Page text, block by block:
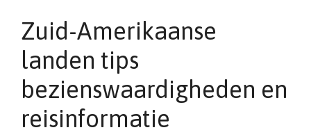
Zuid-Amerikaanse
landen tips
bezienswaardigheden en
reisinformatie